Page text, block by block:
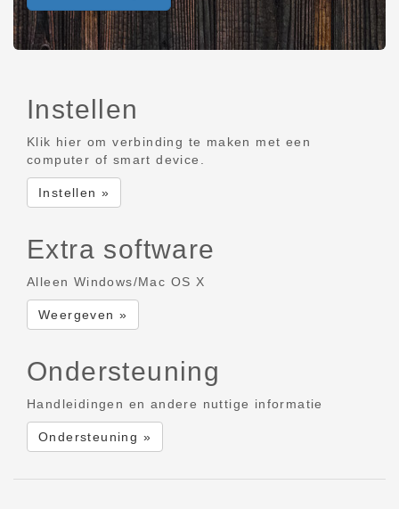
Instellen
Klik hier om verbinding te maken met een
computer of smart device.
Instellen »
Extra software
Alleen Windows/Mac OS X
Weergeven »
Ondersteuning
Handleidingen en andere nuttige informatie
Ondersteuning »